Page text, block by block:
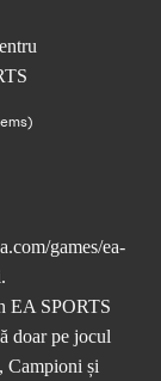
games/ea-
EA SPORTS
doar pe jocul
Campioni și